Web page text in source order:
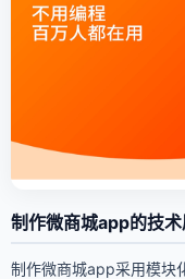
制作微商城app的技
制作微商城app采用模块